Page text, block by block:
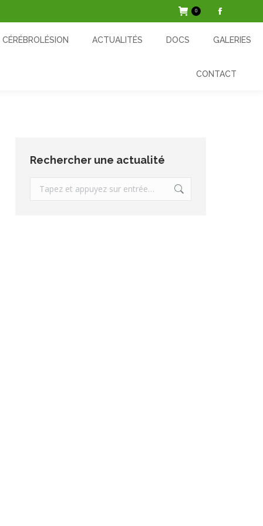
0
La
page
dans
CÉRÉBROLÉSION ACTUALITÉS DOCS GALERIES
CONTACT
Rechercher une actualité
Recherche
:
CONTACT